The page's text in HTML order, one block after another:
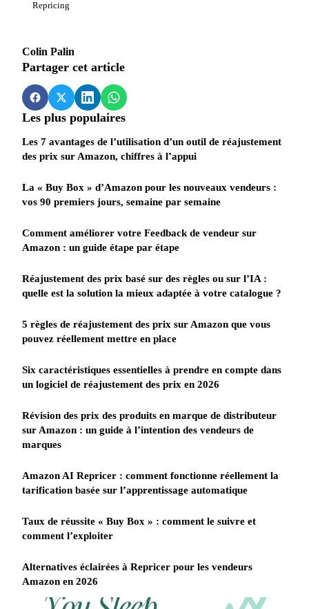
Repricing
Colin Palin
Partager cet article
Les plus populaires
Les 7 avantages de l’utilisation d’un outil de réajustement
des prix sur Amazon, chiffres à l’appui
La « Buy Box » d’Amazon pour les nouveaux vendeurs :
vos 90 premiers jours, semaine par semaine
Comment améliorer votre Feedback de vendeur sur
Amazon : un guide étape par étape
Réajustement des prix basé sur des règles ou sur l’IA :
quelle est la solution la mieux adaptée à votre catalogue ?
5 règles de réajustement des prix sur Amazon que vous
pouvez réellement mettre en place
Six caractéristiques essentielles à prendre en compte dans
un logiciel de réajustement des prix en 2026
Révision des prix des produits en marque de distributeur
sur Amazon : un guide à l’intention des vendeurs de
marques
Amazon AI Repricer : comment fonctionne réellement la
tarification basée sur l’apprentissage automatique
Taux de réussite « Buy Box » : comment le suivre et
comment l’exploiter
Alternatives éclairées à Repricer pour les vendeurs
Amazon en 2026